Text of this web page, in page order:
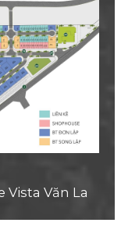
Văn La